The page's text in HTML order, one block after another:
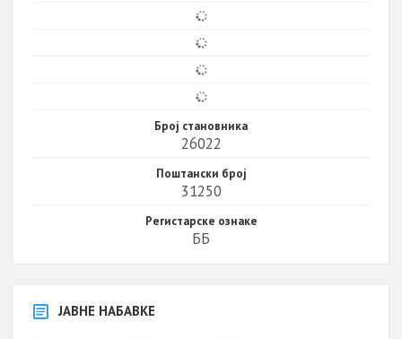
Број становника
26022
Поштански број
31250
Регистарске ознаке
ББ
ЈАВНЕ НАБАВКЕ